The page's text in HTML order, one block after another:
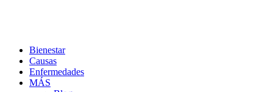
Bienestar
Causas
Enfermedades
MÁS